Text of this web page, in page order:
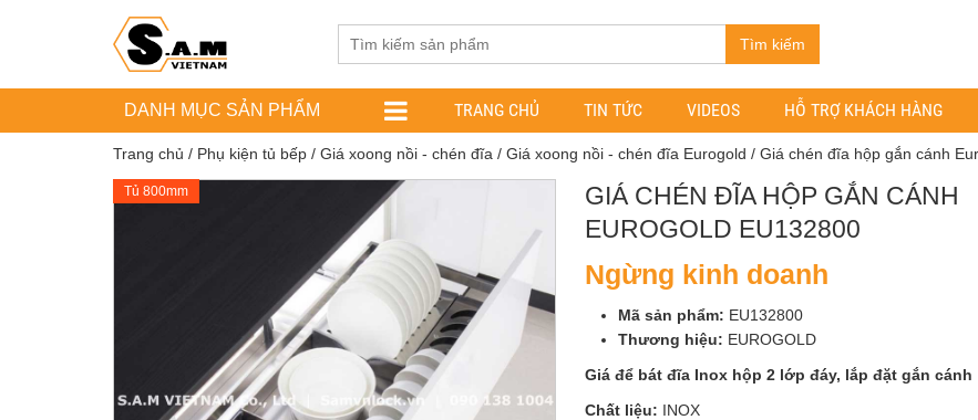
Tìm kiếm
DANH MỤC SẢN PHẨM TRANG CHỦ TIN TỨC VIDEOS HỖ TRỢ KHÁCH HÀNG
Trang chủ / Phụ kiện tủ bếp / Giá xoong nồi - chén đĩa / Giá xoong nồi - chén đĩa Eurogold / Giá chén đĩa hộp gắn cánh
Tủ 800mm
GIÁ CHÉN ĐĨA HỘP GẮN CÁNH
EUROGOLD EU132800
Ngừng kinh doanh
Mã sản phẩm: EU132800
Thương hiệu: EUROGOLD
Giá để bát đĩa Inox hộp 2 lớp đáy, lắp đặt gắn cánh
Chất liệu: INOX